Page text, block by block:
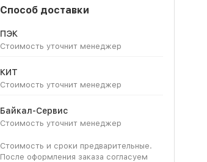
Способ доставки
ПЭК
Стоимость уточнит менеджер
КИТ
Стоимость уточнит менеджер
Байкал-Сервис
Стоимость уточнит менеджер
Стоимость и сроки предварительные.
После оформления заказа согласуем